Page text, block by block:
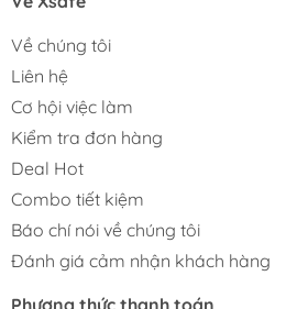
Về chúng tôi
Liên hệ
Cơ hội việc làm
Kiểm tra đơn hàng
Deal Hot
Combo tiết kiệm
Báo chí nói về chúng tôi
Đánh giá cảm nhận khách hàng
Phương thức thanh toán